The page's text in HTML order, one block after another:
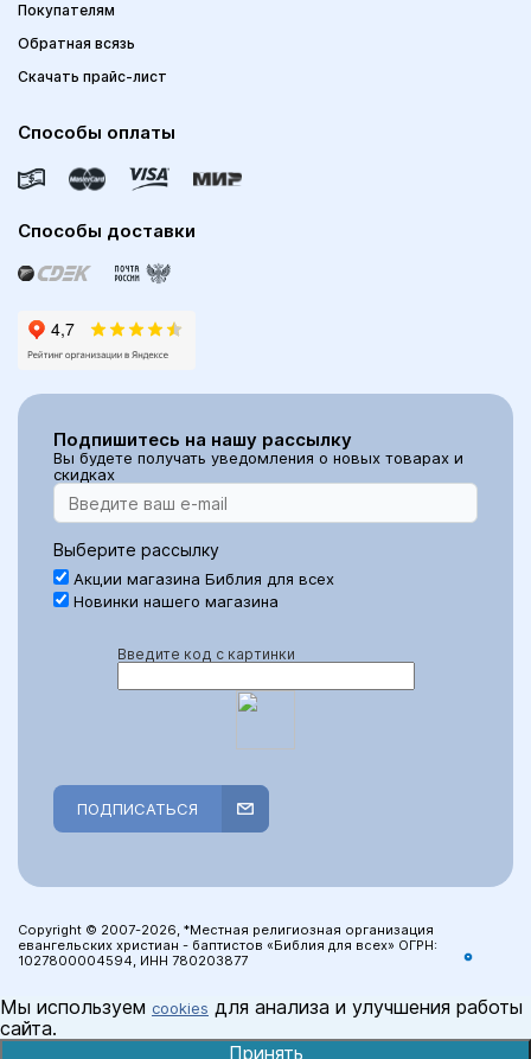
Покупателям
Обратная всязь
Скачать прайс-лист
Способы оплаты
Способы доставки
Подпишитесь на нашу рассылку
Вы будете получать уведомления о новых товарах и
скидках
Выберите рассылку
Акции магазина Библия для всех
Новинки нашего магазина
Введите код с картинки
ПОДПИСАТЬСЯ
Copyright © 2007-2026, *Местная религиозная организация
евангельских христиан - баптистов «Библия для всех» ОГРН:
1027800004594, ИНН 780203877
Мы используем cookies для анализа и улучшения работы
сайта.
Принять